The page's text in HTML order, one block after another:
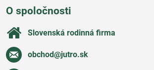
O spoločnosti
Slovenská rodinná firma
obchod​@jutro​.sk